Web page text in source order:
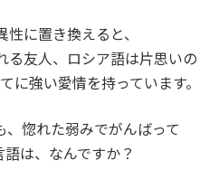
に置き換えると、
る友人、ロシア語は片思いの
に強い愛情を持っています。
、惚れた弱みでがんばって
は、なんですか？